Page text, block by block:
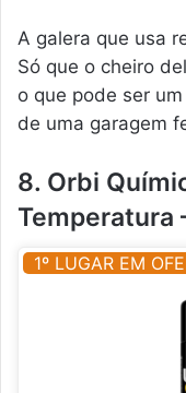
A galera que usa
Só que o cheiro
o que pode ser
de uma garagem
8. Orbi
Temperatura
1º LUGAR EM